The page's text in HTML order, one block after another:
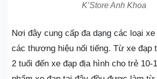
K’Store Anh Khoa
Nơi đây cung cấp đa dạng các loại
các thương hiệu nổi tiếng. Từ xe đạp
2 tuổi đến xe đạp địa hình cho trẻ 10-